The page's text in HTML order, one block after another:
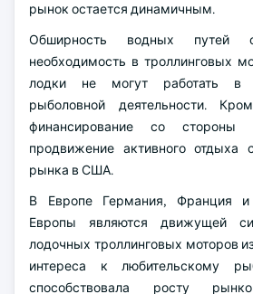
рынок остается динамичным.
Обширность водных путей
необходимость в троллинговых
лодки не могут работать в
рыболовной деятельности.
финансирование со стороны
продвижение активного отдыха
рынка в США.
В Европе Германия, Франция
Европы являются движущей
лодочных троллинговых моторов
интереса к любительскому
способствовала росту